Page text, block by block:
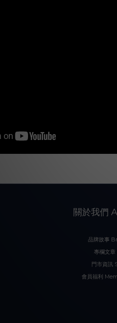
關於我們
品牌故事
專欄文
門市資訊
會員福利